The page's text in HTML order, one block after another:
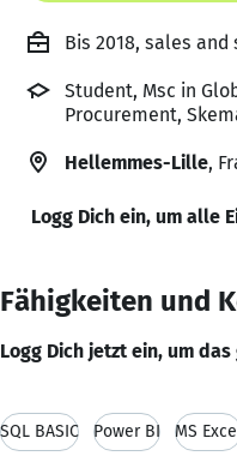
Bis 2018, sales and
Student, Msc in
Procurement,
Hellemmes-Lille,
Logg Dich ein, um alle
Fähigkeiten und
Logg Dich jetzt ein, um
SQL BASIC Power BI MS